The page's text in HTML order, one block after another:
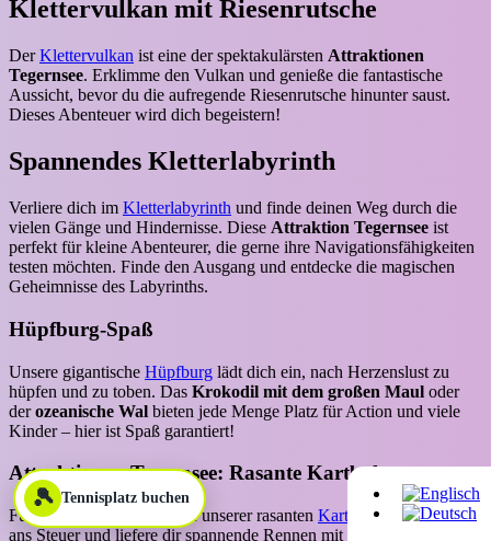
Klettervulkan mit Riesenrutsche
DerKlettervulkan ist eine der spektakulärsten Attraktionen
Tegernsee. Erklimme den Vulkan und genieße die fantastische
Aussicht, bevor du die aufregende Riesenrutsche hinunter saust.
Dieses Abenteuer wird dich begeistern!
Spannendes Kletterlabyrinth
Verliere dich im Kletterlabyrinth und finde deinen Weg durch die
vielen Gänge und Hindernisse. Diese Attraktion Tegernsee ist
perfekt für kleine Abenteurer, die gerne ihre Navigationsfähigkeiten
testen möchten. Finde den Ausgang und entdecke die magischen
Geheimnisse des Labyrinths.
Hüpfburg-Spaß
Unsere gigantische Hüpfburg lädt dich ein, nach Herzenslust zu
hüpfen und zu toben. Das Krokodil mit dem großen Maul oder
derozeanische Wal bieten jede Menge Platz für Action und viele
Kinder – hier ist Spaß garantiert!
Attraktionen Tegernsee: Rasante Kartbahn
Fühle den Nervenkitzel auf unserer rasanten Kartbahn
. Setze dich
ans Steuer und liefere dir spannende Rennen mit deinen Freunden
🎾 Tennisplatz buchen